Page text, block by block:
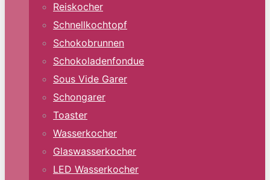
Reiskocher
Schnellkochtopf
Schokobrunnen
Schokoladenfondue
Sous Vide Garer
Schongarer
Toaster
Wasserkocher
Glaswasserkocher
LED Wasserkocher